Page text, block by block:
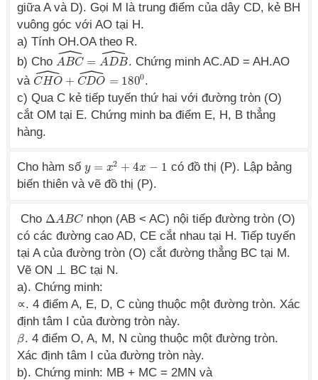
giữa A và D). Gọi M là trung điểm của dây CD, kẻ BH
vuông góc với AO tại H.
a) Tính OH.OA theo R.
b) Cho ABC
ˆ = ADB
ˆ
ABC^= ADB^
. Chứng minh AC.AD = AH.AO
và CHO
ˆ + CDO
ˆ = 1800
CHO^+ CDO^=1800
.
c) Qua C kẻ tiếp tuyến thứ hai với đường tròn (O)
cắt OM tại E. Chứng minh ba điểm E, H, B thẳng
hàng.
Cho hàm số y = x2 + 4x − 1
y=x2 +4x−1
có đồ thị (P). Lập bảng
biến thiên và vẽ đồ thị (P).
Cho ΔABC
ΔABC
nhọn (AB < AC) nội tiếp đường tròn (O)
có các đường cao AD, CE cắt nhau tại H. Tiếp tuyến
tại A của đường tròn (O) cắt đường thẳng BC tại M.
Vẽ ON ⊥ BC tại N.
a). Chứng minh:
∝. 4 điểm A, E, D, C cùng thuộc một đường tròn. Xác
định tâm I của đường tròn này.
β
β . 4 điểm O, A, M, N cùng thuộc một đường tròn.
Xác định tâm I của đường tròn này.
b). Chứng minh: MB + MC = 2MN và